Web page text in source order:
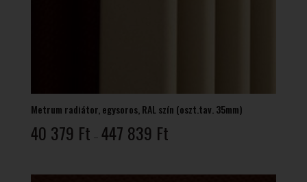
Metrum radiátor, egysoros, RAL szín (oszt.tav. 35mm)
40 379 Ft – 447 839 Ft40
-